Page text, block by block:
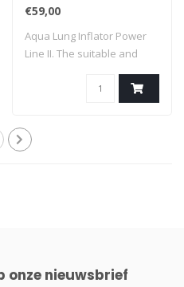
€59,00
Aqua Lung Inflator Power
Line II. The suitable and
onze nieuwsbrief